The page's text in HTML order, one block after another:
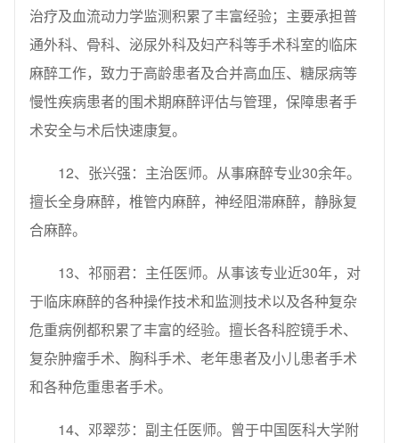
治疗及血流动力学监测积累了丰富经验；主要承担普
通外科、骨科、泌尿外科及妇产科等手术科室的临床
麻醉工作，致力于高龄患者及合并高血压、糖尿病等
慢性疾病患者的围术期麻醉评估与管理，保障患者手
术安全与术后快速康复。
12、张兴强：主治医师。从事麻醉专业30余年。
擅长全身麻醉，椎管内麻醉，神经阻滞麻醉，静脉复
合麻醉。
13、祁丽君：主任医师。从事该专业近30年，对
于临床麻醉的各种操作技术和监测技术以及各种复杂
危重病例都积累了丰富的经验。擅长各科腔镜手术、
复杂肿瘤手术、胸科手术、老年患者及小儿患者手术
和各种危重患者手术。
14、邓翠莎：副主任医师。曾于中国医科大学附